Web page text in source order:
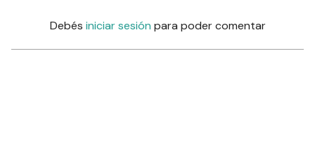
Debés iniciar sesión para poder comentar